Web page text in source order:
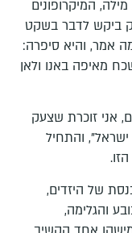
המיקרופונים
ביקש לדבר בשקט
אמר, והיא סיפרה:
מאיפה באנו ולאן
אני זוכרת שצעק
ישראל", והתחיל
של היזדים,
והגלימה,